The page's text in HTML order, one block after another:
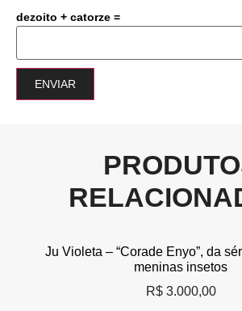
dezoito + catorze =
Ju Violeta – “Corade Enyo”, da
meninas insetos
R$3.000,00